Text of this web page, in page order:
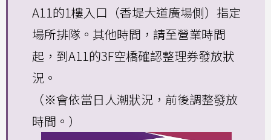
A11的1樓入口（香堤大道廣場側）指定
場所排隊。其他時間，請至營業時間
起，到A11的3F空橋確認整理券發放狀
況。
（※會依當日人潮狀況，前後調整發放
時間。）